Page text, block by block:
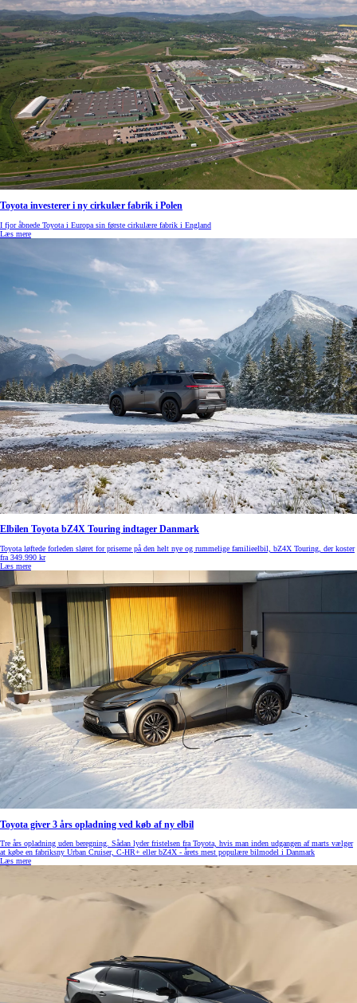
Toyota investerer i ny cirkulær fabrik i Polen
I fjor åbnede Toyota i Europa sin første cirkulære fabrik i England
Læs mere
Elbilen Toyota bZ4X Touring indtager Danmark
Toyota løftede forleden sløret for priserne på den helt nye og rummelige familieelbil, bZ4X Touring, der koster
fra 349.990 kr
Læs mere
Toyota giver 3 års opladning ved køb af ny elbil
Tre års opladning uden beregning. Sådan lyder fristelsen fra Toyota, hvis man inden udgangen af marts vælger
at købe en fabriksny Urban Cruiser, C-HR+ eller bZ4X - årets mest populære bilmodel i Danmark
Læs mere